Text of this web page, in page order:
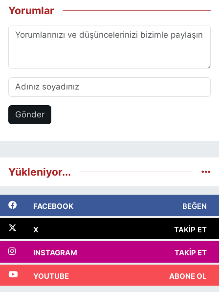
Yorumlar
Gönder
Yükleniyor...
FACEBOOK BEĞEN
X TAKIP ET
INSTAGRAM TAKIP ET
YOUTUBE ABONE OL